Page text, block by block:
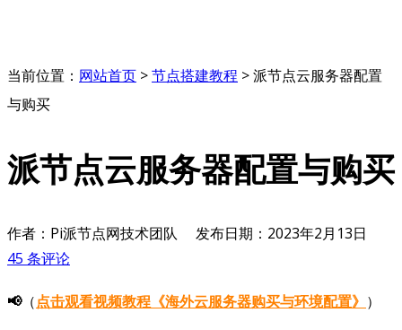
当前位置： 网站首页 >节点搭建教程 >派节点云服务器配置
与购买
派节点云服务器配置与购买
作者：Pi派节点网技术团队 发布日期： 2023年2月13日
45 条评论
📢（点击观看视频教程《海外云服务器购买与环境配置》 ）